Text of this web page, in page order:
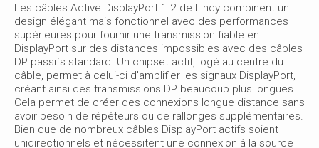
Les câbles Active DisplayPort 1.2 de Lindy combinent un
design élégant mais fonctionnel avec des performances
supérieures pour fournir une transmission fiable en
DisplayPort sur des distances impossibles avec des câbles
DP passifs standard. Un chipset actif, logé au centre du
câble, permet à celui-ci d'amplifier les signaux DisplayPort,
créant ainsi des transmissions DP beaucoup plus longues.
Cela permet de créer des connexions longue distance sans
avoir besoin de répéteurs ou de rallonges supplémentaires.
Bien que de nombreux câbles DisplayPort actifs soient
unidirectionnels et nécessitent une connexion à la source